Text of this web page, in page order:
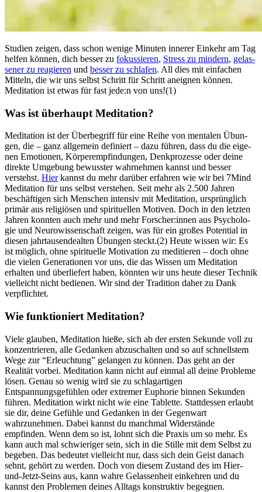
Stu­dien zeigen, dass schon wenige Minu­ten inne­rer Ein­kehr am Tag
helfen können, dich besser zu fokus­sie­ren, Stress zu min­dern, gelas­
se­ner zu reagieren und besser zu schlafen. All dies mit ein­fa­chen
Mit­teln, die wir uns selbst Schritt für Schritt aneignen können.
Meditation ist etwas für fast jede:n von uns!(1)
Was ist über­haupt Medi­ta­tion?
Medi­ta­tion ist der Über­be­griff für eine Reihe von men­ta­len Übun­
gen, die – ganz all­ge­mein defi­niert – dazu führen, dass du die eige­
nen Emotionen, Körperempfindungen, Denk­pro­zesse oder deine
direkte Umgebung bewusster wahrnehmen kannst und besser
verstehst. Hierkannst du mehr darüber erfahren wie wir bei 7Mind
Meditation für uns selbst verstehen. Seit mehr als 2.500 Jahren
beschäf­ti­gen sich Men­schen inten­siv mit Medi­ta­tion, ursprüng­lich
primär aus reli­giö­sen und spi­ri­tu­el­len Moti­ven. Doch in den letz­ten
Jahren konn­ten auch mehr und mehr Forscher:innen aus Psy­cho­lo­
gie und Neu­ro­wis­sen­schaft zeigen, was für ein großes Poten­tial in
diesen jahr­tau­sen­de­al­ten Übun­gen steckt.(2) Heute wissen wir: Es
ist möglich, ohne spirituelle Motivation zu meditieren – doch ohne
die vielen Generationen vor uns, die das Wissen um Meditation
erhalten und überliefert haben, könnten wir uns heute dieser Technik
vielleicht nicht bedienen. Wir sind der Tradition daher zu Dank
verpflichtet.
Wie funk­tio­niert Medi­ta­tion?
Viele glau­ben, Medi­ta­tion hieße, sich ab der ersten Sekunde voll zu
kon­zen­trie­ren, alle Gedan­ken abzuschal­ten und so auf schnells­tem
Wege zur “Erleuch­tung” gelan­gen zu können. Das geht an der
Realität vorbei. Meditation kann nicht auf einmal all deine Probleme
lösen. Genau so wenig wird sie zu schlagartigen
Entspannungsgefühlen oder extremer Euphorie binnen Sekunden
führen. Meditation wirkt nicht wie eine Tablette. Stattdessen erlaubt
sie dir, deine Gefühle und Gedanken in der Gegenwart
wahrzunehmen. Dabei kannst du manchmal Widerstände
empfinden. Wenn dem so ist, lohnt sich die Praxis um so mehr. Es
kann auch mal schwieriger sein, sich in die Stille mit dem Selbst zu
begeben. Das bedeutet vielleicht nur, dass sich dein Geist danach
sehnt, gehört zu werden. Doch von diesem Zustand des im Hier-
und-Jetzt-Seins aus, kann wahre Gelassenheit einkehren und du
kannst den Problemen deines Alltags konstruktiv begegnen.